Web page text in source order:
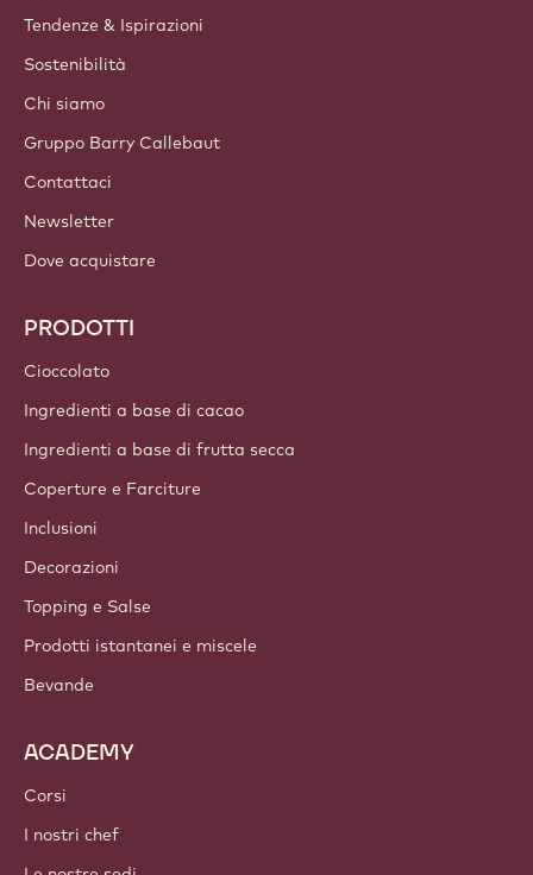
Tendenze & Ispirazioni
Sostenibilità
Chi siamo
Gruppo Barry Callebaut
Contattaci
Newsletter
Dove acquistare
PRODOTTI
Cioccolato
Ingredienti a base di cacao
Ingredienti a base di frutta secca
Coperture e Farciture
Inclusioni
Decorazioni
Topping e Salse
Prodotti istantanei e miscele
Bevande
ACADEMY
Corsi
I nostri chef